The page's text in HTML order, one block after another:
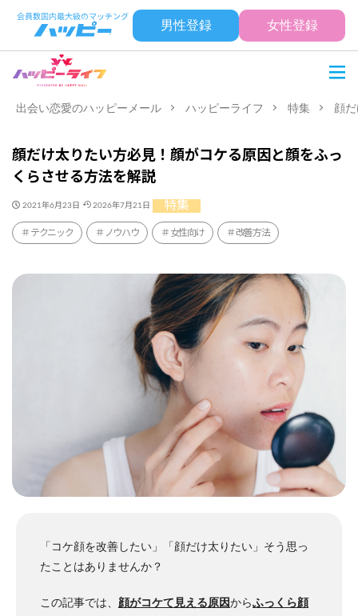
男性登録 女性登録
出会い恋愛のハッピーメール ハッピーライフ 特集 顔
顔だけ太りたい方必見！顔がコケる原因と顔をふっ
くらさせる方法を解説
2021年6月23日 2026年7月21日 特集
テクニック ノウハウ 女性向け 改善方法
「コケ顔を改善したい」「顔だけ太りたい」そう思っ
たことはありませんか？
この記事では、 顔がコケて見える原因からふっくら顔